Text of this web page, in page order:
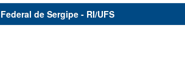
de Sergipe - RI/UFS